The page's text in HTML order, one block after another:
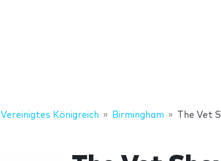
Vereinigtes Königreich Birmingham The Vet